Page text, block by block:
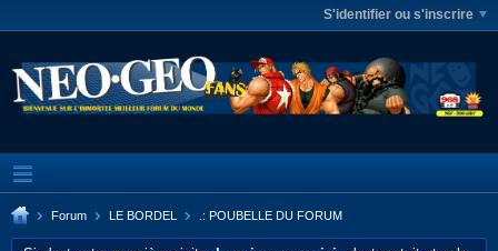
S'identifier ou s'inscrire
Forum LE BORDEL .: POUBELLE DU FORUM